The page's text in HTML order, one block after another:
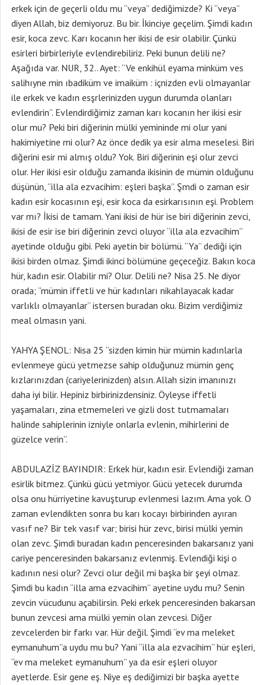
erkek için de geçerli oldu mu “veya” dediğimizde? Ki “veya”
diyen Allah, biz demiyoruz. Bu bir. İkinciye geçelim. Şimdi kadın
esir, koca zevc. Karı kocanın her ikisi de esir olabilir. Çünkü
esirleri birbirleriyle evlendirebiliriz. Peki bunun delili ne?
Aşağıda var. NUR, 32.. Ayet: “Ve enkihül eyama minküm ves
salihıyne min ıbadiküm ve imaiküm : içnizden evli olmayanlar
ile erkek ve kadın esşrlerinizden uygun durumda olanları
evlendirin”. Evlendirdiğimiz zaman karı kocanın her ikisi esir
olur mu? Peki biri diğerinin mülki yemininde mi olur yani
hakimiyetine mi olur? Az önce dedik ya esir alma meselesi. Biri
diğerini esir mi almış oldu? Yok. Biri diğerinin eşi olur zevci
olur. Her ikisi esir olduğu zamanda ikisinin de mümin olduğunu
düşünün, “illa ala ezvacihim: eşleri başka”. Şmdi o zaman esir
kadın esir kocasının eşi, esir koca da esirkarısının eşi. Problem
var mı? İkisi de tamam. Yani ikisi de hür ise biri diğerinin zevci,
ikisi de esir ise biri diğerinin zevci oluyor “illa ala ezvacihim”
ayetinde olduğu gibi. Peki ayetin bir bölümü. “Ya” dediği için
ikisi birden olmaz. Şimdi ikinci bölümüne geçeceğiz. Bakın koca
hür, kadın esir. Olabilir mi? Olur. Delili ne? Nisa 25. Ne diyor
orada; “mümin iffetli ve hür kadınları nikahlayacak kadar
varlıklı olmayanlar” istersen buradan oku. Bizim verdiğimiz
meal olmasın yani.
YAHYA ŞENOL: Nisa 25 “sizden kimin hür mümin kadınlarla
evlenmeye gücü yetmezse sahip olduğunuz mümin genç
kızlarınızdan (cariyelerinizden) alsın. Allah sizin imanınızı
daha iyi bilir. Hepiniz birbirinizdensiniz. Öyleyse iffetli
yaşamaları, zina etmemeleri ve gizli dost tutmamaları
halinde sahiplerinin izniyle onlarla evlenin, mihirlerini de
güzelce verin”.
ABDULAZİZ BAYINDIR: Erkek hür, kadın esir. Evlendiği zaman
esirlik bitmez. Çünkü gücü yetmiyor. Gücü yetecek durumda
olsa onu hürriyetine kavuşturup evlenmesi lazım. Ama yok. O
zaman evlendikten sonra bu karı kocayı birbirinden ayıran
vasıf ne? Bir tek vasıf var; birisi hür zevc, birisi mülki yemin
olan zevc. Şimdi buradan kadın penceresinden bakarsanız yani
cariye penceresinden bakarsanız evlenmiş. Evlendiği kişi o
kadının nesi olur? Zevci olur değil mi başka bir şeyi olmaz.
Şimdi bu kadın “illa ama ezvacihim” ayetine uydu mu? Senin
zevcin vücudunu açabilirsin. Peki erkek penceresinden bakarsan
bunun zevcesi ama mülki yemin olan zevcesi. Diğer
zevcelerden bir farkı var. Hür değil. Şimdi “ev ma meleket
eymanuhum”a uydu mu bu? Yani “illa ala ezvacihim” hür eşleri,
“ev ma meleket eymanuhum” ya da esir eşleri oluyor
ayetlerde. Esir gene eş. Niye eş dediğimizi bir başka ayette